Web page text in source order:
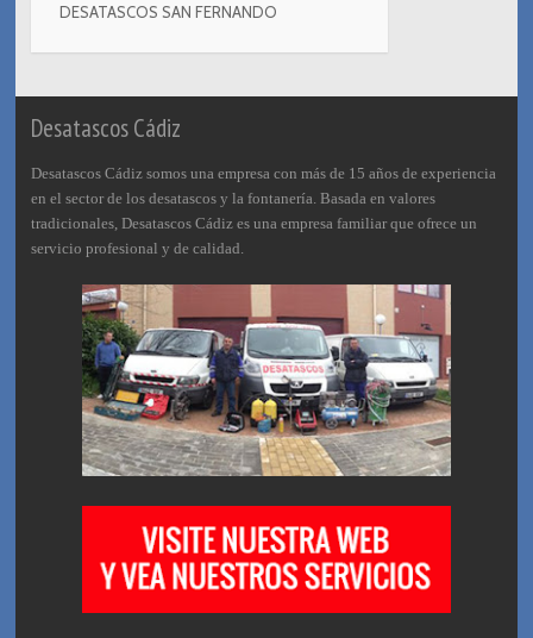
DESATASCOS SAN FERNANDO
Desatascos Cádiz
Desatascos Cádiz somos una empresa con más de 15 años de experiencia
en el sector de los desatascos y la fontanería. Basada en valores
tradicionales, Desatascos Cádiz es una empresa familiar que ofrece un
servicio profesional y de calidad.